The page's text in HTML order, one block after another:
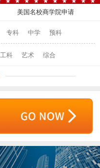
美国名校商学院申请
专科 中学 预科
工科 艺术 综合